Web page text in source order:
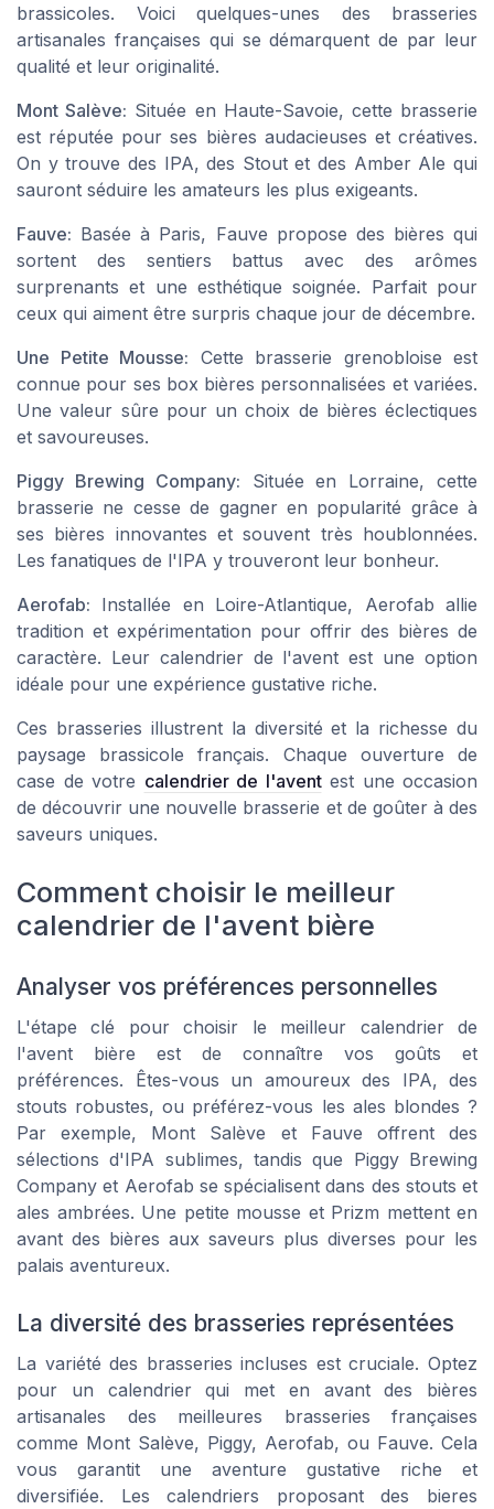
brassicoles. Voici quelques-unes des brasseries
artisanales françaises qui se démarquent de par leur
qualité et leur originalité.
Mont Salève: Située en Haute-Savoie, cette brasserie
est réputée pour ses bières audacieuses et créatives.
On y trouve des IPA, des Stout et des Amber Ale qui
sauront séduire les amateurs les plus exigeants.
Fauve: Basée à Paris, Fauve propose des bières qui
sortent des sentiers battus avec des arômes
surprenants et une esthétique soignée. Parfait pour
ceux qui aiment être surpris chaque jour de décembre.
Une Petite Mousse: Cette brasserie grenobloise est
connue pour ses box bières personnalisées et variées.
Une valeur sûre pour un choix de bières éclectiques
et savoureuses.
Piggy Brewing Company: Située en Lorraine, cette
brasserie ne cesse de gagner en popularité grâce à
ses bières innovantes et souvent très houblonnées.
Les fanatiques de l'IPA y trouveront leur bonheur.
Aerofab: Installée en Loire-Atlantique, Aerofab allie
tradition et expérimentation pour offrir des bières de
caractère. Leur calendrier de l'avent est une option
idéale pour une expérience gustative riche.
Ces brasseries illustrent la diversité et la richesse du
paysage brassicole français. Chaque ouverture de
case de votre calendrier de l'aventest une occasion
de découvrir une nouvelle brasserie et de goûter à des
saveurs uniques.
Comment choisir le meilleur
calendrier de l'avent bière
Analyser vos préférences personnelles
L'étape clé pour choisir le meilleur calendrier de
l'avent bière est de connaître vos goûts et
préférences. Êtes-vous un amoureux des IPA, des
stouts robustes, ou préférez-vous les ales blondes ?
Par exemple, Mont Salève et Fauve offrent des
sélections d'IPA sublimes, tandis que Piggy Brewing
Company et Aerofab se spécialisent dans des stouts et
ales ambrées. Une petite mousse et Prizm mettent en
avant des bières aux saveurs plus diverses pour les
palais aventureux.
La diversité des brasseries représentées
La variété des brasseries incluses est cruciale. Optez
pour un calendrier qui met en avant des bières
artisanales des meilleures brasseries françaises
comme Mont Salève, Piggy, Aerofab, ou Fauve. Cela
vous garantit une aventure gustative riche et
diversifiée. Les calendriers proposant des bieres